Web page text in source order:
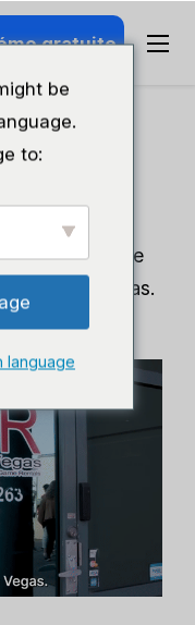
gratuite
numérique
jeux à Vegas.
be
to:
language